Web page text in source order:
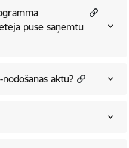
puse saņemtu
aktu?